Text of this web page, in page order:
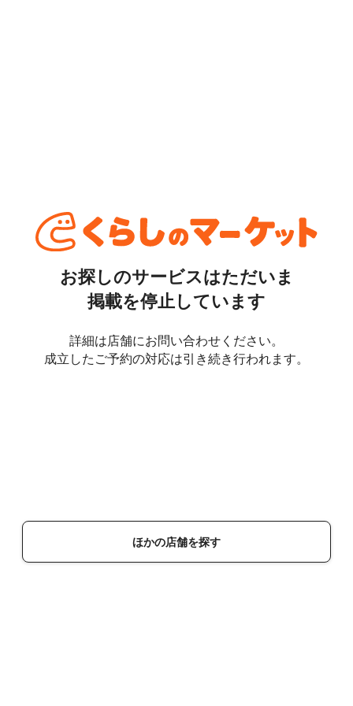
お探しのサービスはただいま
掲載を停止しています
詳細は店舗にお問い合わせください。
成立したご予約の対応は引き続き行われます。
ほかの店舗を探す